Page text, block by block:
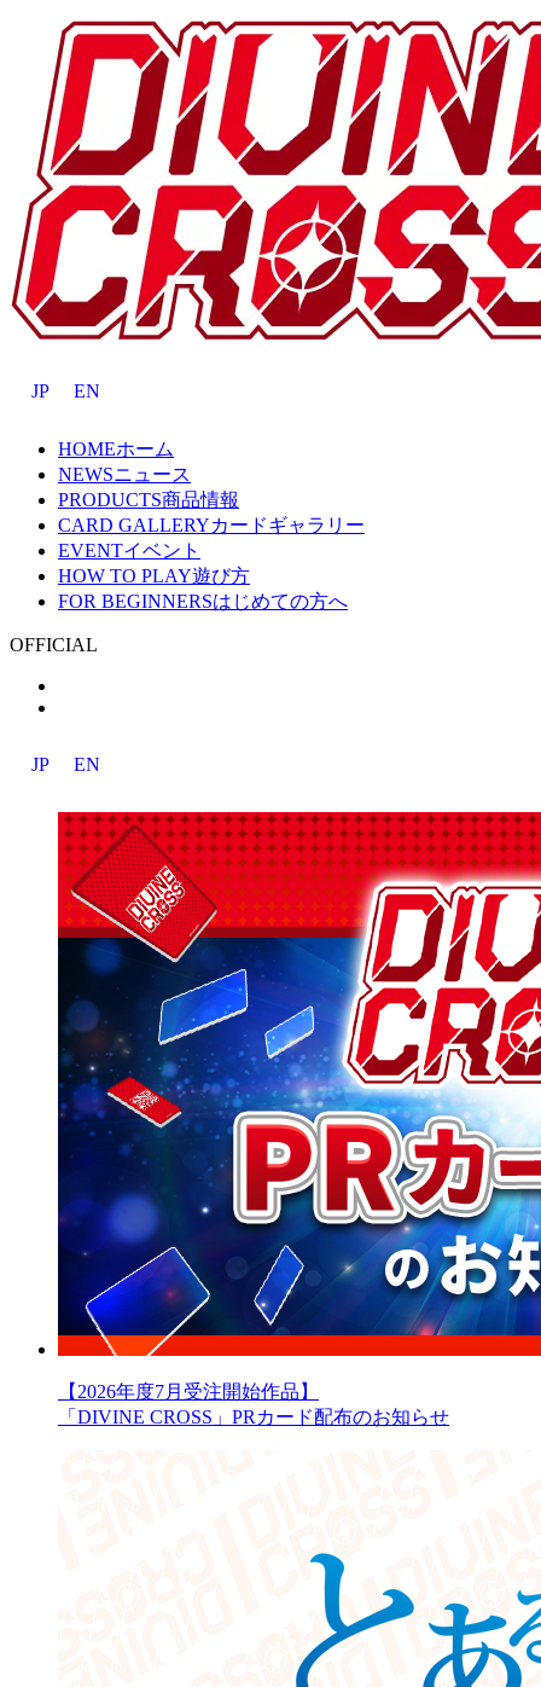
JP EN
HOMEホーム
NEWSニュース
PRODUCTS商品情報
CARD GALLERYカードギャラリー
EVENTイベント
HOW TO PLAY遊び方
FOR BEGINNERSはじめての方へ
OFFICIAL
JP EN
【2026年度7月受注開始作品】
「DIVINE CROSS」PRカード配布のお知らせ